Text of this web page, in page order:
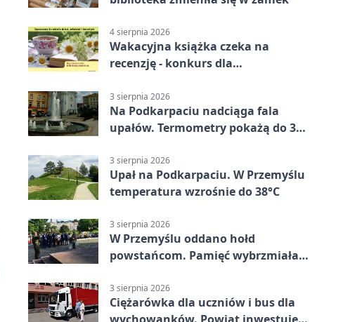
4 sierpnia 2026
Wakacyjna książka czeka na
recenzję - konkurs dla
3 sierpnia 2026
Na Podkarpaciu nadciąga fala
upałów. Termometry pokażą do 36
3 sierpnia 2026
Upał na Podkarpaciu. W Przemyślu
temperatura wzrośnie do 38°C
3 sierpnia 2026
W Przemyślu oddano hołd
powstańcom. Pamięć wybrzmiała
3 sierpnia 2026
Ciężarówka dla uczniów i bus dla